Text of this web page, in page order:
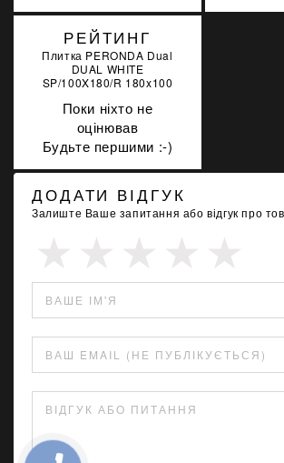
РЕЙТИНГ
Плитка PERONDA Dual
DUAL WHITE
SP/100X180/R 180x100
Поки ніхто не
оцінював
Будьте першими :-)
ДОДАТИ ВІДГУК
Залиште Ваше запитання або відгук про
ВАШЕ ІМ'Я
ВАШ EMAIL (НЕ ПУБЛІКУЄТЬСЯ)
ВІДГУК АБО ПИТАННЯ